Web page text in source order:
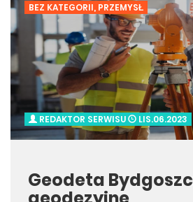
BEZ KATEGORII, PRZEMYSŁ
REDAKTOR SERWISU LIS.06.2023
Geodeta